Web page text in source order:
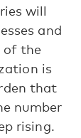
will
and
of the
is
that
number
rising.